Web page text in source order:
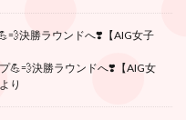
決勝ラウンドへ❣️【AIG女子
💪💨決勝ラウンドへ❣️【AIG女
より